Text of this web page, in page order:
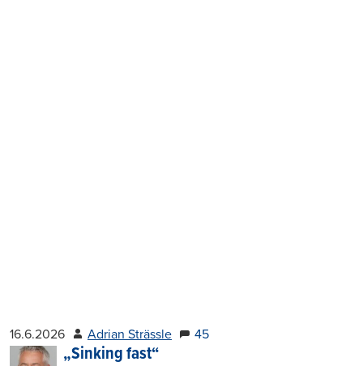
16.6.2026 Adrian Strässle 45
„Sinking fast“